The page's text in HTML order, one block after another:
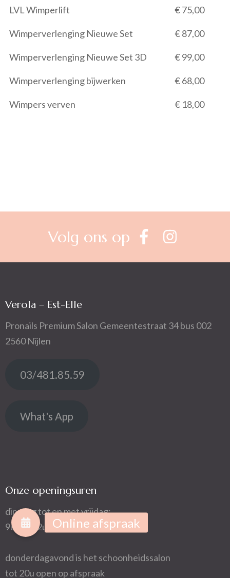
LVL Wimperlift € 75,00
Wimperverlenging Nieuwe Set € 87,00
Wimperverlenging Nieuwe Set 3D € 99,00
Wimperverlenging bijwerken € 68,00
Wimpers verven € 18,00
Volg ons op
Verola – Est-Elle
Pronails Premium Salon Gemeentestraat 34 bus 002
2560 Nijlen
03/481.85.59
What's App
Onze openingsuren
dinsdag tot en met vrijdag:
9u00 - 12u00 ~ 13u00 - 18u00
donderdagavond is het schoonheidssalon
tot 20u open op afspraak